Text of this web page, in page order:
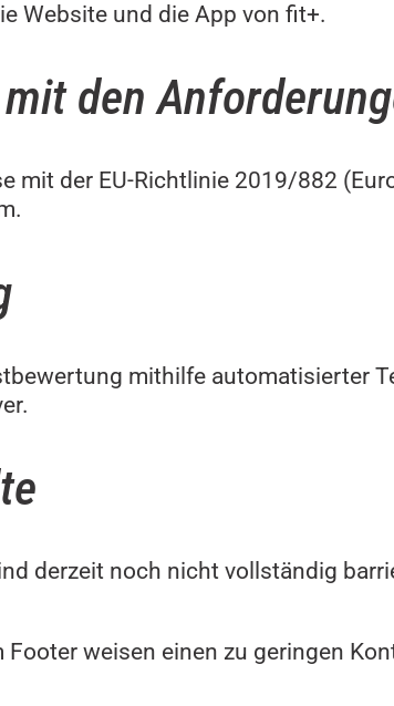
Website und die App von fit+.
den
mit der EU-Richtlinie 2019/882
mithilfe automatisierter
derzeit noch nicht vollständig
weisen einen zu geringen